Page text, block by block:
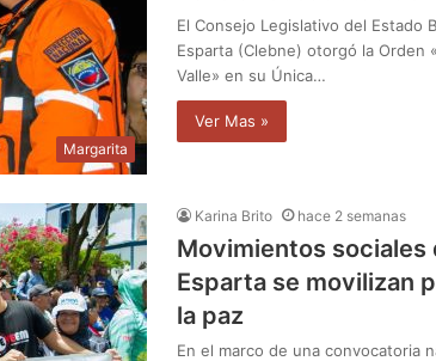
Margarita
El Consejo Legislativo del Estado
Esparta (Clebne) otorgó la Orden
Valle» en su Única…
Ver Mas »
Karina Brito hace 2 semanas
Movimientos sociales
Esparta se movilizan
la paz
En el marco de una convocatoria